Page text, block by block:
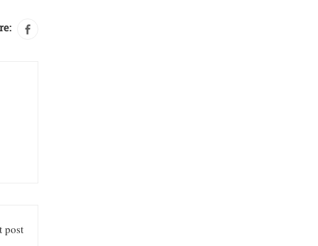
post